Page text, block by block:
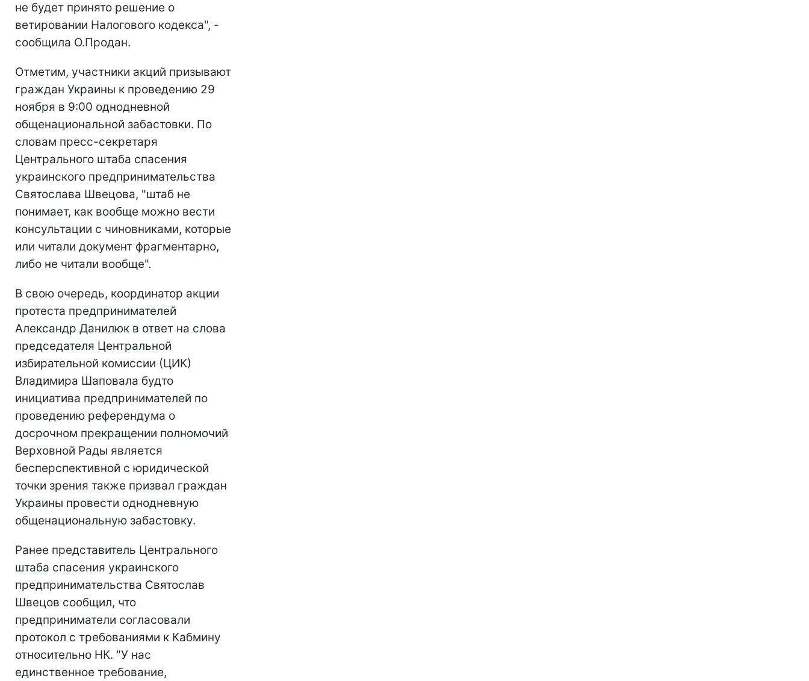
не будет принято решение о
ветировании Налогового кодекса", -
сообщила О.Продан.
Отметим, участники акций призывают
граждан Украины к проведению 29
ноября в 9:00 однодневной
общенациональной забастовки. По
словам пресс-секретаря
Центрального штаба спасения
украинского предпринимательства
Святослава Швецова, "штаб не
понимает, как вообще можно вести
консультации с чиновниками, которые
или читали документ фрагментарно,
либо не читали вообще".
В свою очередь, координатор акции
протеста предпринимателей
Александр Данилюк в ответ на слова
председателя Центральной
избирательной комиссии (ЦИК)
Владимира Шаповала будто
инициатива предпринимателей по
проведению референдума о
досрочном прекращении полномочий
Верховной Рады является
бесперспективной с юридической
точки зрения также призвал граждан
Украины провести однодневную
общенациональную забастовку.
Ранее представитель Центрального
штаба спасения украинского
предпринимательства Святослав
Швецов сообщил, что
предприниматели согласовали
протокол с требованиями к Кабмину
относительно НК. "У нас
единственное требование,